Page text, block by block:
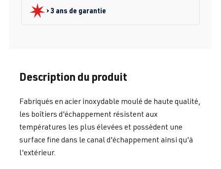
3 ans de garantie
Description du produit
Fabriqués en acier inoxydable moulé de haute qualité,
les boîtiers d'échappement résistent aux
températures les plus élevées et possèdent une
surface fine dans le canal d'échappement ainsi qu'à
l'extérieur.